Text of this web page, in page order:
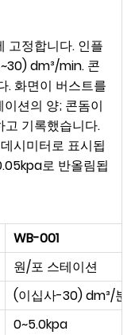
고정합니다. 인플
dm³/min. 콘
. 화면이 버스트를
션의 양; 콘돔이
고 기록했습니다.
시미터로 표시됩
로 반올림됩
WB-001
원/포 스테이션
(이십사-30) dm³/분
0~5.0kpa